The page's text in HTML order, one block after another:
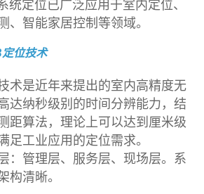
统定位已广泛应用于室内定位、
、智能家居控制等领域。
位技术
术是近年来提出的室内高精度无
达纳秒级别的时间分辨能力，结
距算法，理论上可以达到厘米级
足工业应用的定位需求。
：管理层、服务层、现场层。系
构清晰。